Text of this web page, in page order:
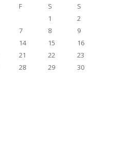
F S
S
1
2
7 8
9
14 15
16
21 22
23
28 29
30